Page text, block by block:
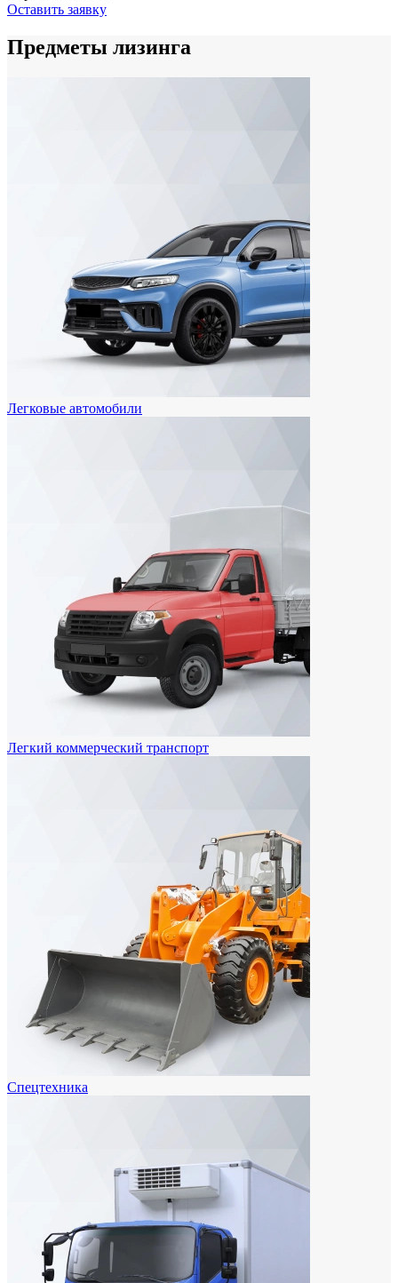
Оставить заявку
Предметы лизинга
Легковые автомобили
Легкий коммерческий транспорт
Спецтехника